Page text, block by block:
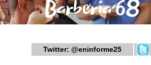
Twitter: @eninforme25